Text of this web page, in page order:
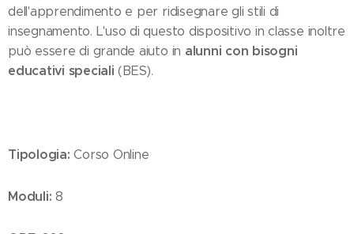
dell'apprendimento e per ridisegnare gli stili di
insegnamento. L'uso di questo dispositivo in classe inoltre
può essere di grande aiuto in alunni con bisogni
educativi speciali (BES).
Tipologia:Corso Online
Moduli:8